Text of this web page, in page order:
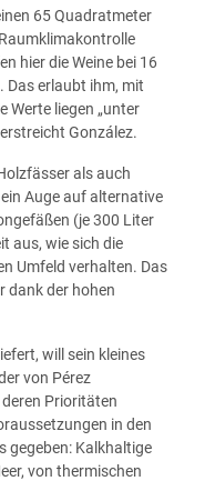
65 Quadratmeter
hier die Weine bei 16
erlaubt ihm, mit
Werte liegen „unter
González.
als auch
Auge auf alternative
(je 300 Liter
aus, wie sich die
Umfeld verhalten. Das
dank der hohen
will sein kleines
von Pérez
Prioritäten
in den
gegeben: Kalkhaltige
von thermischen